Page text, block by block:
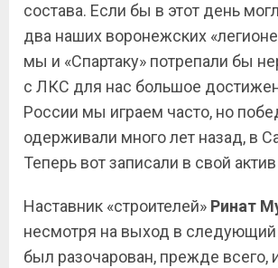
состава. Если бы в этот день
два наших воронежских
мы и «Спартаку» потрепали бы
с ЛКС для нас большое
России мы играем часто, но
одерживали много лет назад, в
Теперь вот записали в свой
Наставник «строителей» Ринат
несмотря на выход в следующий
был разочарован, прежде всего,